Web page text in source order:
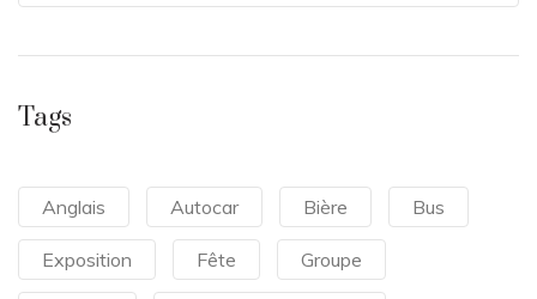
Tags
Anglais Autocar Bière Bus
Exposition Fête Groupe